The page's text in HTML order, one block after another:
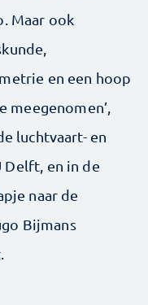
Maar ook
en een hoop
meegenomen’,
luchtvaart- en
Delft, en in de
naar de
Bijmans